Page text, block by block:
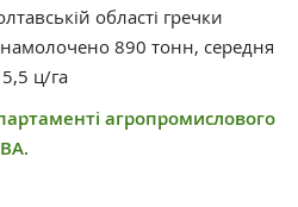
області гречки
890 тонн, середня
ц/га
агропромислового
.